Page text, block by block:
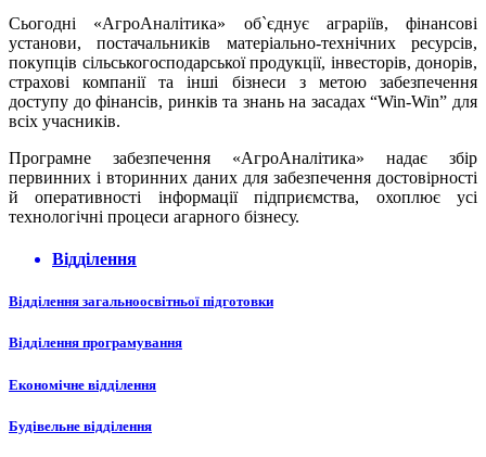
Сьогодні «АгроАналітика» об`єднує аграріїв, фінансові
установи, постачальників матеріально-технічних ресурсів,
покупців сільськогосподарської продукції, інвесторів, донорів,
страхові компанії та інші бізнеси з метою забезпечення
доступу до фінансів, ринків та знань на засадах “Win-Win” для
всіх учасників.
Програмне забезпечення «АгроАналітика» надає збір
первинних і вторинних даних для забезпечення достовірності
й оперативності інформації підприємства, охоплює усі
технологічні процеси агарного бізнесу.
Відділення
Відділення загальноосвітньої підготовки
Відділення програмування
Економічне відділення
Будівельне відділення